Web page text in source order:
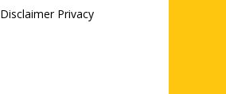
Disclaimer Privacy